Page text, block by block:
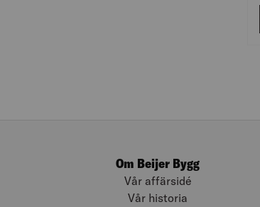
Om Beijer Bygg
Vår affärsidé
Vår historia